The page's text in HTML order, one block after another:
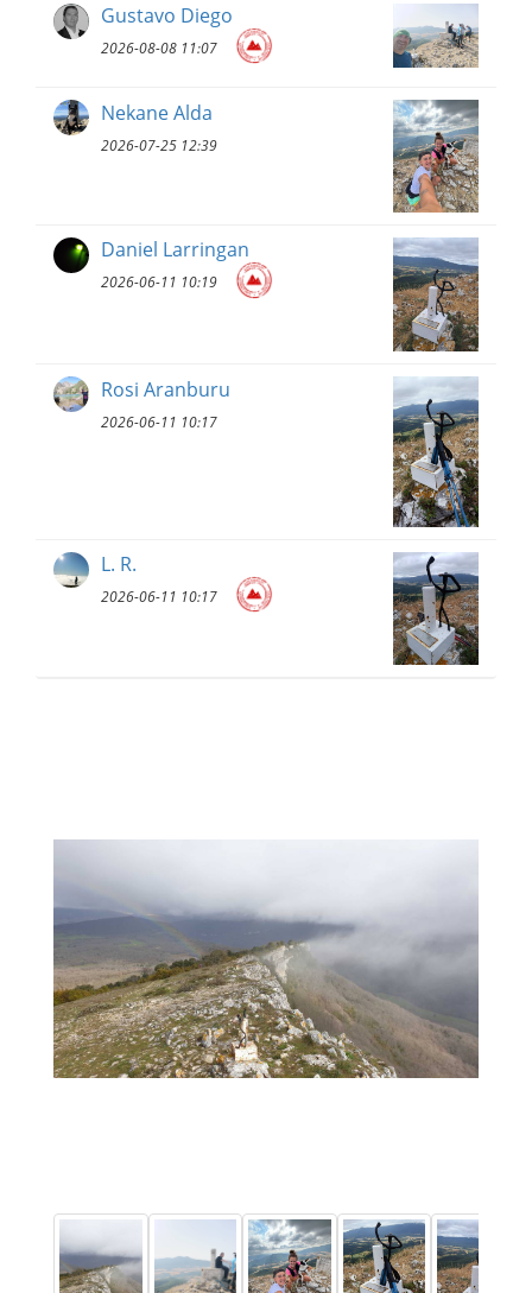
Gustavo Diego
2026-08-08 11:07
Nekane Alda
2026-07-25 12:39
Daniel Larringan
2026-06-11 10:19
Rosi Aranburu
2026-06-11 10:17
L. R.
2026-06-11 10:17